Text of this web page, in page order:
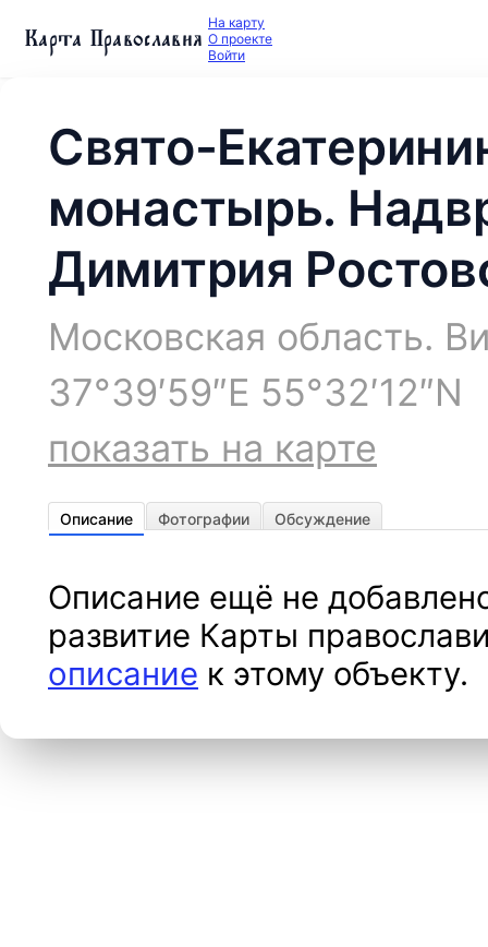
Карта Православия На карту
О проекте
Войти
Свято-
монастырь.
Димитрия
Московская область.
37°39′59″E 55°32′12″N
показать на карте
Описание Фотографии Обсуждение
Описание ещё не
развитие Карты
описание к этому объекту.